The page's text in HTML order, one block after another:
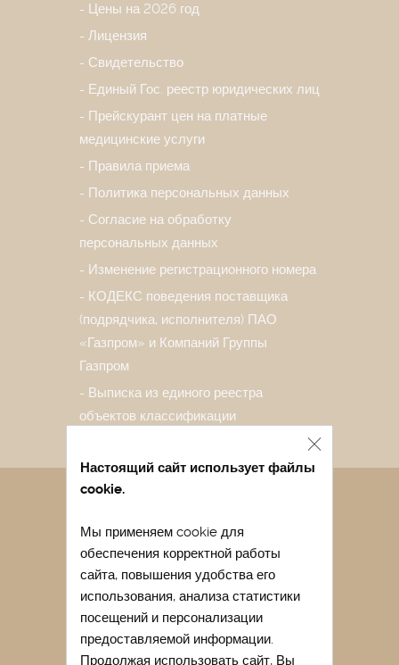
Цены на 2026 год
Лицензия
Свидетельство
Единый Гос. реестр юридических лиц
Прейскурант цен на платные
медицинские услуги
Правила приема
Политика персональных данных
Согласие на обработку
персональных данных
Изменение регистрационного номера
КОДЕКС поведения поставщика
(подрядчика, исполнителя) ПАО
«Газпром» и Компаний Группы
Газпром
Выписка из единого реестра
объектов классификации
Лечение в санатории Евпатории
Отдых в Евпатории весной
Отдых в Евпатории с детьми
Легочный санаторий Крыма
Купить путевку в санаторий Крыма
Настоящий сайт использует файлы
cookie.
Мы применяем cookie для
обеспечения корректной работы
сайта, повышения удобства его
использования, анализа статистики
посещений и персонализации
предоставляемой информации.
Продолжая использовать сайт, Вы